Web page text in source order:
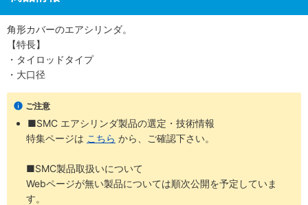
角形カバーのエアシリンダ。
【特長】
・タイロッドタイプ
・大口径
ご注意
■SMC エアシリンダ製品の選定・技術情報
特集ページは こちら から、ご確認下さい。
■SMC製品取扱いについて
Webページが無い製品については順次公開を予定していま
す。